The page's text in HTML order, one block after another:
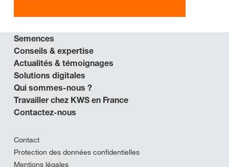
Semences
Conseils & expertise
Actualités & témoignages
Solutions digitales
Qui sommes-nous ?
Travailler chez KWS en France
Contactez-nous
Contact
Protection des données confidentielles
Mentions légales